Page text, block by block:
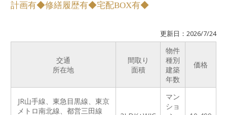
計画有◆修繕履歴有◆宅配BOX有◆
更新日：2026/7/24
交通
所在地
間取り
面積
物件
種別
建築
年数
価格
JR山手線、東急目黒線、東京
メトロ南北線、都営三田線
マン
ショ